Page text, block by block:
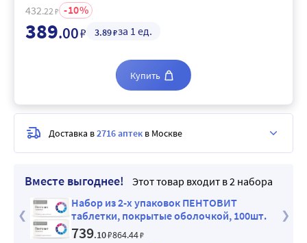
Вместе выгоднее!
Этот товар входит в 2 набора
Набор из 2-х упаковок ПЕНТОВИТ
таблетки, покрытые оболочкой, 100шт.
739.10₽864.44₽
432.22 ₽ 10
389.00₽ 3.89₽за 1 ед.
Купить
Доставка в2716 аптек в Москве